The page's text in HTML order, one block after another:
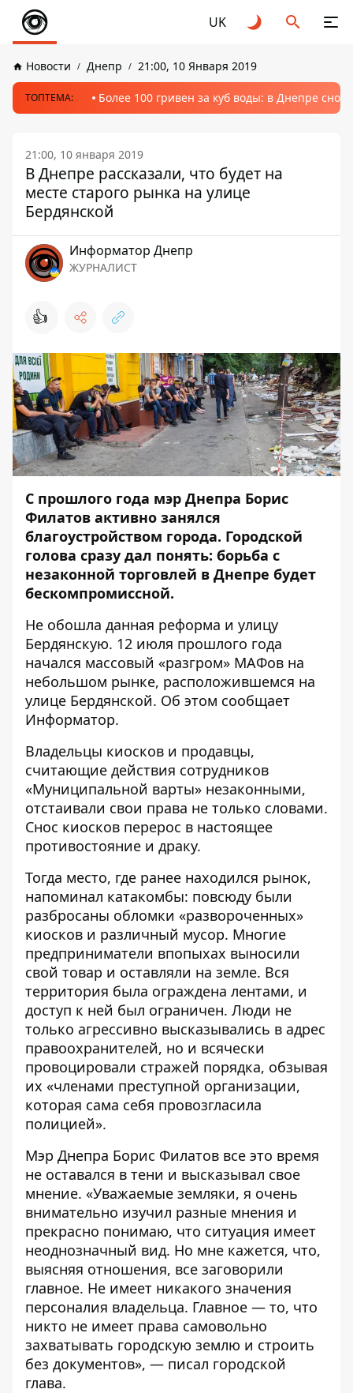
UK
Новости Днепр 21:00, 10 Января 2019
ТОПТЕМА: Более 100 гривен за куб воды: в Днепре
21:00, 10 января 2019
В Днепре рассказали, что будет на
месте старого рынка на улице
Бердянской
Информатор Днепр
ЖУРНАЛИСТ
👍
С прошлого года мэр Днепра Борис
Филатов активно занялся
благоустройством города. Городской
голова сразу дал понять: борьба с
незаконной торговлей в Днепре будет
бескомпромиссной.
Не обошла данная реформа и улицу
Бердянскую. 12 июля прошлого года
начался массовый «разгром» МАФов на
небольшом рынке, расположившемся на
улице Бердянской. Об этом сообщает
Информатор.
Владельцы киосков и продавцы,
считающие действия сотрудников
«Муниципальной варты» незаконными,
отстаивали свои права не только словами.
Снос киосков перерос в настоящее
противостояние и драку.
Тогда место, где ранее находился рынок,
напоминал катакомбы: повсюду были
разбросаны обломки «развороченных»
киосков и различный мусор. Многие
предприниматели впопыхах выносили
свой товар и оставляли на земле. Вся
территория была ограждена лентами, и
доступ к ней был ограничен. Люди не
только агрессивно высказывались в адрес
правоохранителей, но и всячески
провоцировали стражей порядка, обзывая
их «членами преступной организации,
которая сама себя провозгласила
полицией».
Мэр Днепра Борис Филатов все это время
не оставался в тени и высказывал свое
мнение. «Уважаемые земляки, я очень
внимательно изучил разные мнения и
прекрасно понимаю, что ситуация имеет
неоднозначный вид. Но мне кажется, что,
выясняя отношения, все заговорили
главное. Не имеет никакого значения
персоналия владельца. Главное — то, что
никто не имеет права самовольно
захватывать городскую землю и строить
без документов», — писал городской
глава.